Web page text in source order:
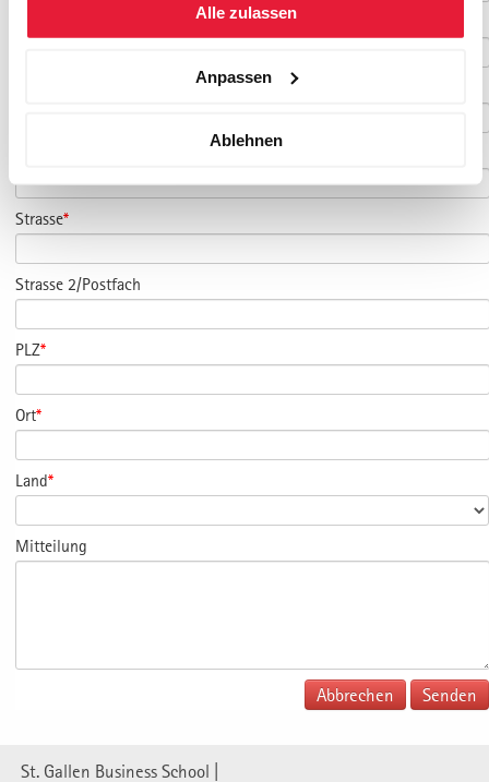
Alle zulassen
Anpassen
Ablehnen
Strasse*
Strasse 2/Postfach
PLZ*
Ort*
Land*
Mitteilung
Abbrechen
St. Gallen Business School |